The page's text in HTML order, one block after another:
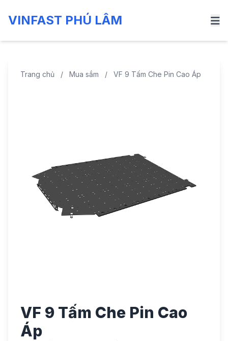
VINFAST PHÚ LÂM
Trang chủ / Mua sắm / VF 9 Tấm Che Pin Cao Áp
VF 9 Tấm Che Pin Cao
Áp